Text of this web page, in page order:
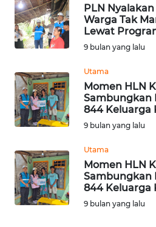
PLN
Warga Tak
Lewat
9 bulan yang lalu
Utama
Momen HLN
Sambungkan
844 Keluarga
9 bulan yang lalu
Utama
Momen HLN
Sambungkan
844 Keluarga
9 bulan yang lalu
PAPUA
WN
PAPUA
WN
RIAU
SERAMBI
WN
JAMBI